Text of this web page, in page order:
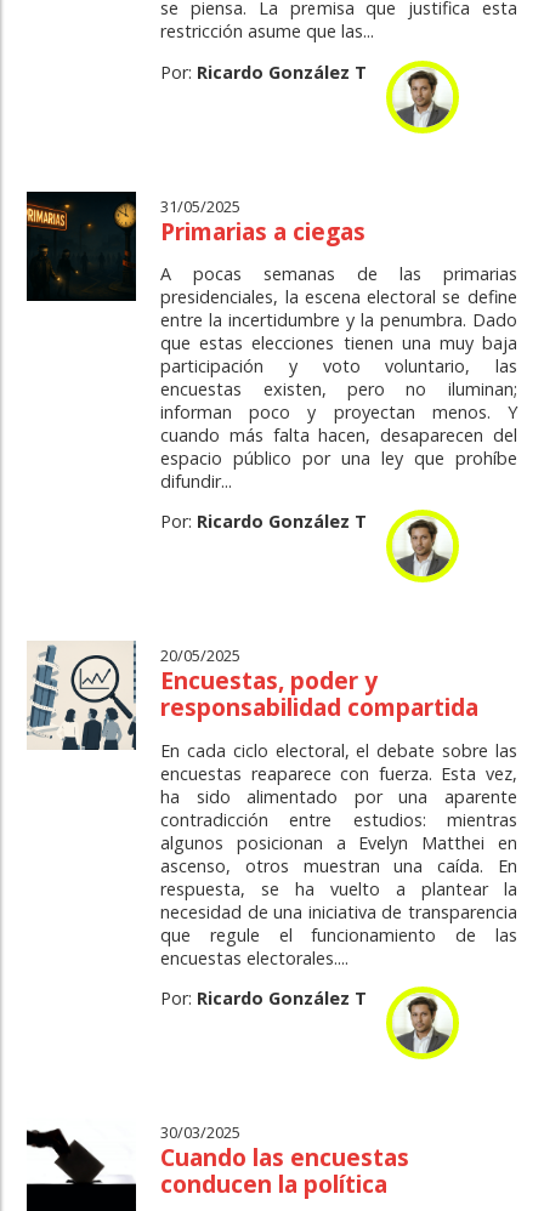
se piensa. La premisa que justifica esta
restricción asume que las...
Por: Ricardo González T
31/05/2025
Primarias a ciegas
A pocas semanas de las primarias
presidenciales, la escena electoral se define
entre la incertidumbre y la penumbra. Dado
que estas elecciones tienen una muy baja
participación y voto voluntario, las
encuestas existen, pero no iluminan;
informan poco y proyectan menos. Y
cuando más falta hacen, desaparecen del
espacio público por una ley que prohíbe
difundir...
Por: Ricardo González T
20/05/2025
Encuestas, poder y
responsabilidad compartida
En cada ciclo electoral, el debate sobre las
encuestas reaparece con fuerza. Esta vez,
ha sido alimentado por una aparente
contradicción entre estudios: mientras
algunos posicionan a Evelyn Matthei en
ascenso, otros muestran una caída. En
respuesta, se ha vuelto a plantear la
necesidad de una iniciativa de transparencia
que regule el funcionamiento de las
encuestas electorales....
Por: Ricardo González T
30/03/2025
Cuando las encuestas
conducen la política